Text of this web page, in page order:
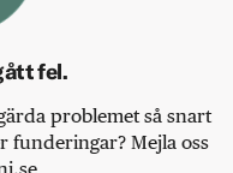
fel.
problemet så snart
funderingar? Mejla oss